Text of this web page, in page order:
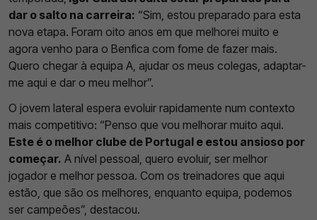
dar o salto na carreira: “Sim, estou preparado para esta
nova etapa. Foram oito anos em que melhorei muito e
agora venho para o Benfica com fome de fazer mais.
Quero chegar à equipa A, ajudar os meus colegas, adaptar-
me aqui e dar o meu melhor”.
O jovem lateral espera evoluir rapidamente num contexto
mais competitivo: “Penso que vou melhorar muito aqui.
Este é o melhor clube de Portugal e estou ansioso por
começar. A nível pessoal, quero evoluir, ser melhor
jogador e melhor pessoa. Com os treinadores que aqui
estão, que são os melhores, enquanto equipa, podemos
ser campeões”, destacou.